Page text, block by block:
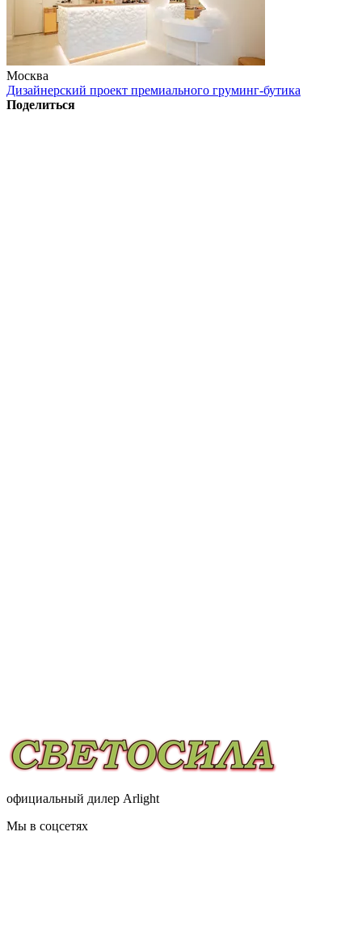
Москва
Дизайнерский проект премиального груминг-бутика
Поделиться
официальный дилер Arlight
Мы в соцсетях